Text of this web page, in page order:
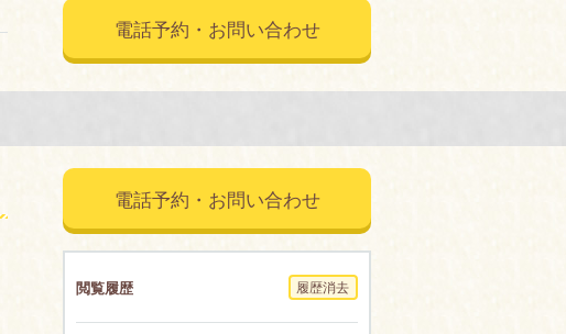
電話予約・お問い合わせ
電話予約・お問い合わせ
閲覧履歴 履歴消去